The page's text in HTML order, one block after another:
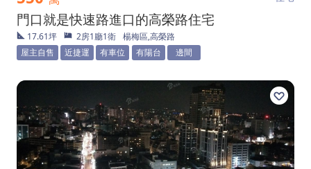
門口就是快速路進口的高榮路住宅
17.61坪 2房1廳1衛 楊梅區,高榮路
屋主自售
近捷運 有車位 有陽台 邊間